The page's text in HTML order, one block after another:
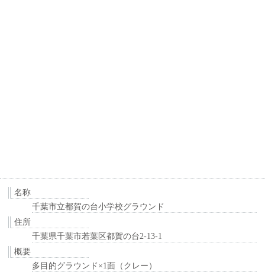
名称
千葉市立都賀の台小学校グラウンド
住所
千葉県千葉市若葉区都賀の台2-13-1
概要
多目的グラウンド×1面（クレー）